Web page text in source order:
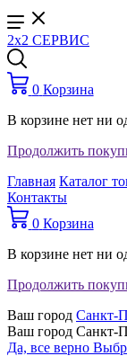
2x2 СЕРВИС
0 Корзина
В корзине нет ни
Продолжить
Главная Каталог
Контакты
0 Корзина
В корзине нет ни
Продолжить
Ваш город Санкт-
Ваш город Санкт-
Да, все верно